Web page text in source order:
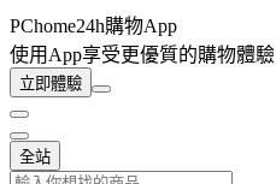
PChome24h購物App
使用App享受更優質的購物體驗
立即體驗
全站